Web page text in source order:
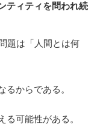
ティティを問われ続
題は「人間とは何
るからである。
る可能性がある。